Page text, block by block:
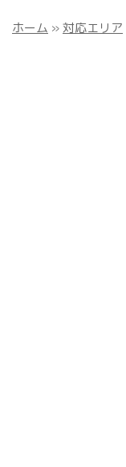
ホーム »対応エリア